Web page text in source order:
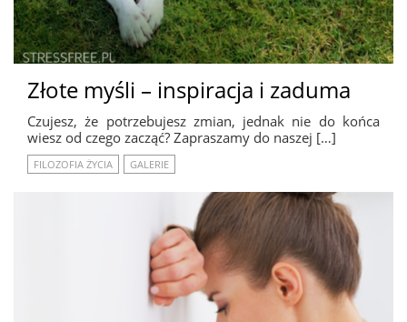
Złote myśli – inspiracja i zaduma
Czujesz, że potrzebujesz zmian, jednak nie do końca
wiesz od czego zacząć? Zapraszamy do naszej […]
FILOZOFIA ŻYCIA GALERIE